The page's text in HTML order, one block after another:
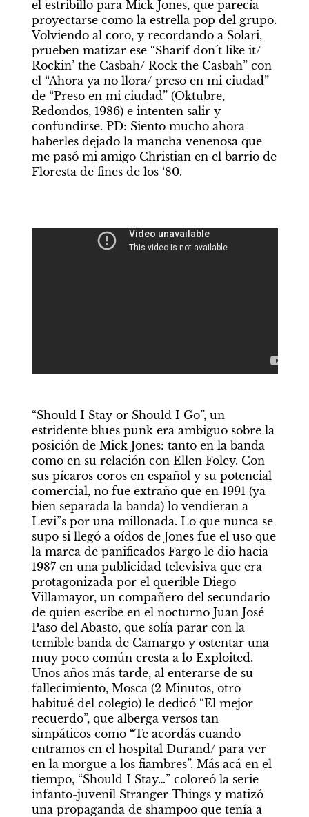
el estribillo para Mick Jones, que parecía
proyectarse como la estrella pop del grupo.
Volviendo al coro, y recordando a Solari,
prueben matizar ese “Sharif don´t like it/
Rockin’ the Casbah/ Rock the Casbah” con
el “Ahora ya no llora/ preso en mi ciudad”
de “Preso en mi ciudad” (Oktubre,
Redondos, 1986) e intenten salir y
confundirse. PD: Siento mucho ahora
haberles dejado la mancha venenosa que
me pasó mi amigo Christian en el barrio de
Floresta de fines de los ‘80.
“Should I Stay or Should I Go”, un
estridente blues punk era ambiguo sobre la
posición de Mick Jones: tanto en la banda
como en su relación con Ellen Foley. Con
sus pícaros coros en español y su potencial
comercial, no fue extraño que en 1991 (ya
bien separada la banda) lo vendieran a
Levi”s por una millonada. Lo que nunca se
supo si llegó a oídos de Jones fue el uso que
la marca de panificados Fargo le dio hacia
1987 en una publicidad televisiva que era
protagonizada por el querible Diego
Villamayor, un compañero del secundario
de quien escribe en el nocturno Juan José
Paso del Abasto, que solía parar con la
temible banda de Camargo y ostentar una
muy poco común cresta a lo Exploited.
Unos años más tarde, al enterarse de su
fallecimiento, Mosca (2 Minutos, otro
habitué del colegio) le dedicó “El mejor
recuerdo”, que alberga versos tan
simpáticos como “Te acordás cuando
entramos en el hospital Durand/ para ver
en la morgue a los fiambres”. Más acá en el
tiempo, “Should I Stay…” coloreó la serie
infanto-juvenil Stranger Things y matizó
una propaganda de shampoo que tenía a